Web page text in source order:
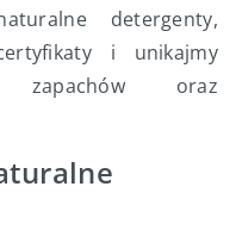
detergenty,
i unikajmy
zapachów oraz